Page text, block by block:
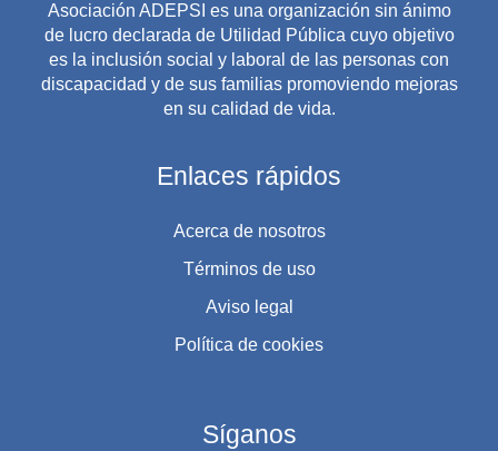
Asociación ADEPSI es una organización sin ánimo
de lucro declarada de Utilidad Pública cuyo objetivo
es la inclusión social y laboral de las personas con
discapacidad y de sus familias promoviendo mejoras
en su calidad de vida.
Enlaces rápidos
Acerca de nosotros
Términos de uso
Aviso legal
Política de cookies
Síganos